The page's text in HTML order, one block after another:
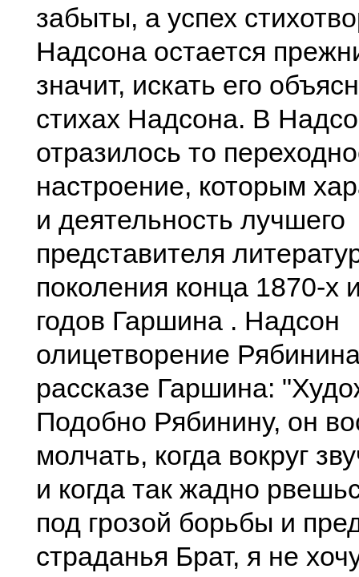
забыты, а успех
Надсона остается
значит, искать его
стихах Надсона. В
отразилось то
настроение, которым
и деятельность лучшего
представителя
поколения конца 1870-х
годов Гаршина . Надсон
олицетворение
рассказе Гаршина:
Подобно Рябинину, он
молчать, когда вокруг
и когда так жадно
под грозой борьбы и
страданья Брат, я не